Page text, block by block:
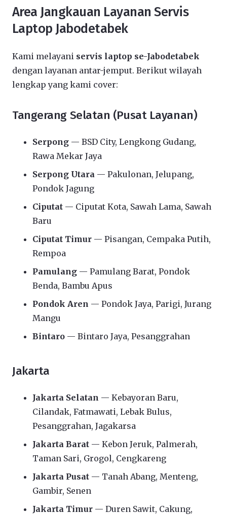
Area Jangkauan Layanan Servis
Laptop Jabodetabek
Kami melayani servis laptop se-Jabodetabek
dengan layanan antar-jemput. Berikut wilayah
lengkap yang kami cover:
Tangerang Selatan (Pusat Layanan)
Serpong — BSD City, Lengkong Gudang,
Rawa Mekar Jaya
Serpong Utara — Pakulonan, Jelupang,
Pondok Jagung
Ciputat — Ciputat Kota, Sawah Lama, Sawah
Baru
Ciputat Timur — Pisangan, Cempaka Putih,
Rempoa
Pamulang — Pamulang Barat, Pondok
Benda, Bambu Apus
Pondok Aren — Pondok Jaya, Parigi, Jurang
Mangu
Bintaro — Bintaro Jaya, Pesanggrahan
Jakarta
Jakarta Selatan — Kebayoran Baru,
Cilandak, Fatmawati, Lebak Bulus,
Pesanggrahan, Jagakarsa
Jakarta Barat — Kebon Jeruk, Palmerah,
Taman Sari, Grogol, Cengkareng
Jakarta Pusat — Tanah Abang, Menteng,
Gambir, Senen
Jakarta Timur — Duren Sawit, Cakung,